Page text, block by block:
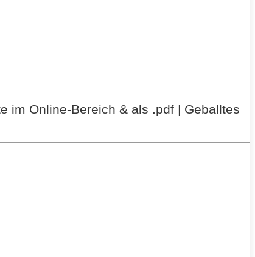
im Online-Bereich & als .pdf | Geballtes